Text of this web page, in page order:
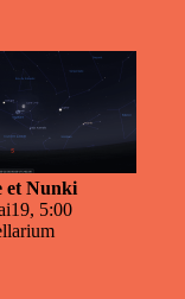
et Nunki
5:00